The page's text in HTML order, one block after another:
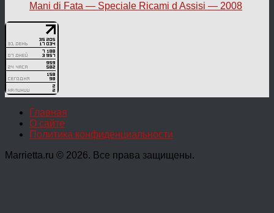
Mani di Fata — Speciale Ricami d Assisi — 2008
Главная
О сайте
Политика конфиденциальности
Marrietta.ru © 2026. Все права защищены.